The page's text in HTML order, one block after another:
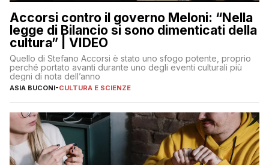
Accorsi contro il governo Meloni: “Nella
legge di Bilancio si sono dimenticati della
cultura” | VIDEO
Quello di Stefano Accorsi è stato uno sfogo potente, proprio
perché portato avanti durante uno degli eventi culturali più
degni di nota dell’anno
ASIA BUCONI-CULTURA E SCIENZE